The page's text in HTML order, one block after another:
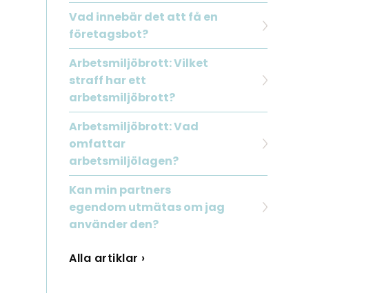
Vad innebär det att få en
företagsbot?
Arbetsmiljöbrott: Vilket
straff har ett
arbetsmiljöbrott?
Arbetsmiljöbrott: Vad
omfattar
arbetsmiljölagen?
Kan min partners
egendom utmätas om jag
använder den?
Alla artiklar ›